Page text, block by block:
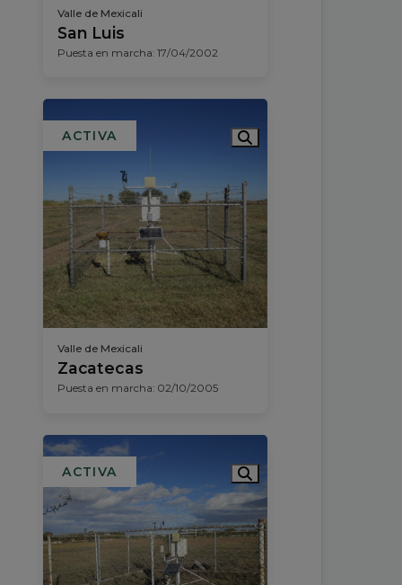
Valle de Mexicali
San Luis
Puesta en marcha: 17/04/2002
ACTIVA
Valle de Mexicali
Zacatecas
Puesta en marcha: 02/10/2005
ACTIVA